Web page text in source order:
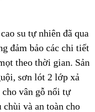
su tự nhiên đã qua
đảm bảo các chi tiết
theo thời gian. Sản
sơn lót 2 lớp xả
vân gỗ nổi tự
và an toàn cho